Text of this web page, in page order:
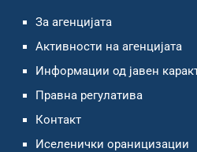
За агенцијата
Активности на агенцијата
Информации од јавен
Правна регулатива
Контакт
Иселенички ораницизации